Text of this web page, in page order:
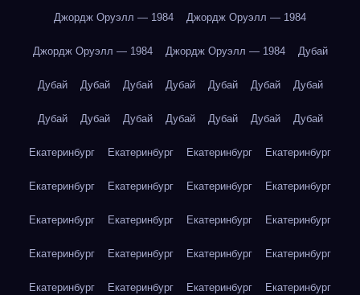
Джордж Оруэлл — 1984 Джордж Оруэлл — 1984
Джордж Оруэлл — 1984 Джордж Оруэлл — 1984 Дубай
Дубай Дубай Дубай Дубай Дубай Дубай Дубай
Дубай Дубай Дубай Дубай Дубай Дубай Дубай
Екатеринбург Екатеринбург Екатеринбург Екатеринбург
Екатеринбург Екатеринбург Екатеринбург Екатеринбург
Екатеринбург Екатеринбург Екатеринбург Екатеринбург
Екатеринбург Екатеринбург Екатеринбург Екатеринбург
Екатеринбург Екатеринбург Екатеринбург Екатеринбург